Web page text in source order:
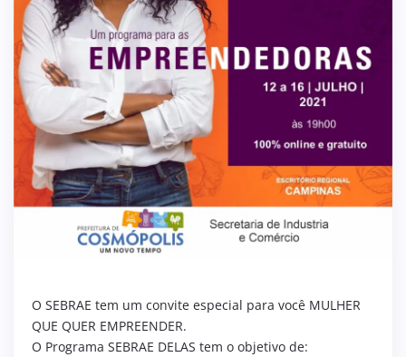
O SEBRAE tem um convite especial para você MULHER
QUE QUER EMPREENDER.
O Programa SEBRAE DELAS tem o objetivo de: